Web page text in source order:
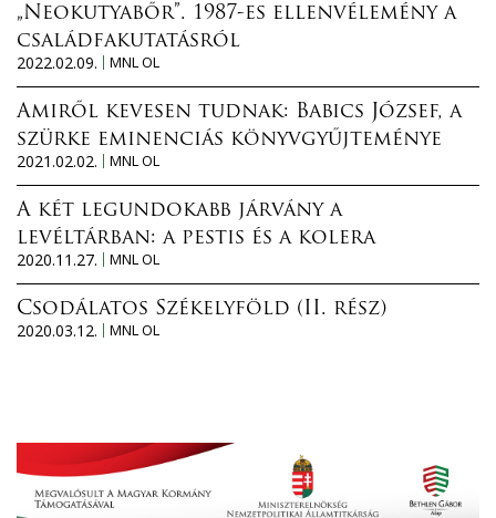
„Neokutyabőr”. 1987-es ellenvélemény a
családfakutatásról
2022.02.09.
MNL OL
Amiről kevesen tudnak: Babics József, a
szürke eminenciás könyvgyűjteménye
2021.02.02.
MNL OL
A két legundokabb járvány a
levéltárban: a pestis és a kolera
2020.11.27.
MNL OL
Csodálatos Székelyföld (II. rész)
2020.03.12.
MNL OL